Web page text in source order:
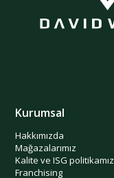
Kurumsal
Hakkımızda
Mağazalarımız
Kalite ve ISG politikamız
Franchising